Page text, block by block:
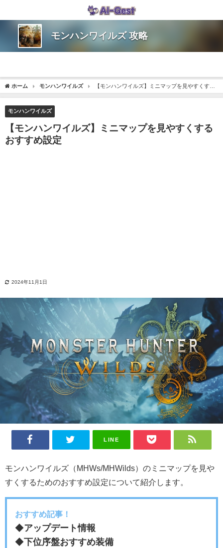
モンハンワイルズ 攻略
ホーム モンハンワイルズ
【モンハンワイルズ】ミニマップを見やすくする
おすすめ設定
モンハンワイルズ
【モンハンワイルズ】ミニマップを見やすくする
おすすめ設定
2024年11月1日
LINE
モンハンワイルズ（MHWs/MHWilds）のミニマップを見や
すくするためのおすすめ設定について紹介します。
おすすめ記事！
◆アップデート情報
◆下位序盤おすすめ装備